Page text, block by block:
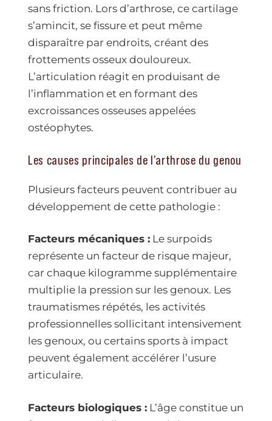
sans friction. Lors d’arthrose, ce cartilage
s’amincit, se fissure et peut même
disparaître par endroits, créant des
frottements osseux douloureux.
L’articulation réagit en produisant de
l’inflammation et en formant des
excroissances osseuses appelées
ostéophytes.
Les causes principales de l’arthrose du genou
Plusieurs facteurs peuvent contribuer au
développement de cette pathologie :
Facteurs mécaniques : Le surpoids
représente un facteur de risque majeur,
car chaque kilogramme supplémentaire
multiplie la pression sur les genoux. Les
traumatismes répétés, les activités
professionnelles sollicitant intensivement
les genoux, ou certains sports à impact
peuvent également accélérer l’usure
articulaire.
Facteurs biologiques : L’âge constitue un